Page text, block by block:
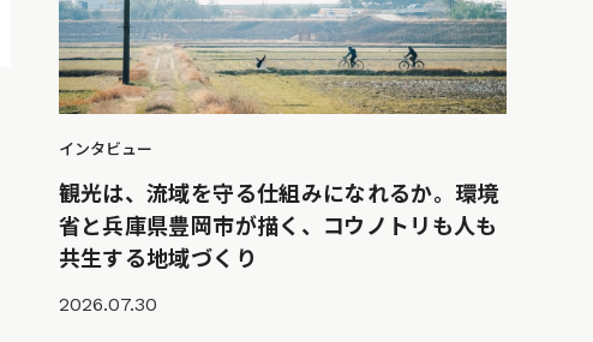
インタビュー
観光は、流域を守る仕組みになれるか。環境
省と兵庫県豊岡市が描く、コウノトリも人も
共生する地域づくり
2026.07.30